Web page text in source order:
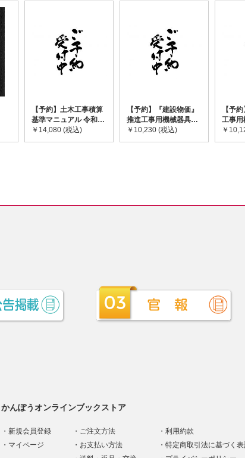
【予約】土木工事積算
基準マニュアル 令和8
年度版 ※2026年8月
下旬発売予定
￥14,080 (税込)
【予約】『建設物価』
推進工事用機械器具等
基礎価格表 2026年度
版 ※2026/8/31発売予
￥10,230 (税込)
【予
工事用
価格
￥
かんぽうオンラインブックストア
新規会員登録
マイページ
ご注文方法
お支払い方法
利用約款
特定商取引法に基づく